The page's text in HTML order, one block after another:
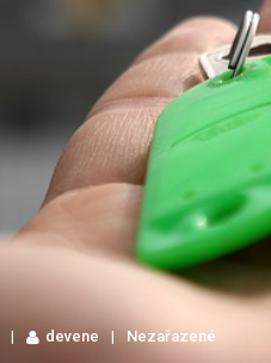
devene Nezařazené